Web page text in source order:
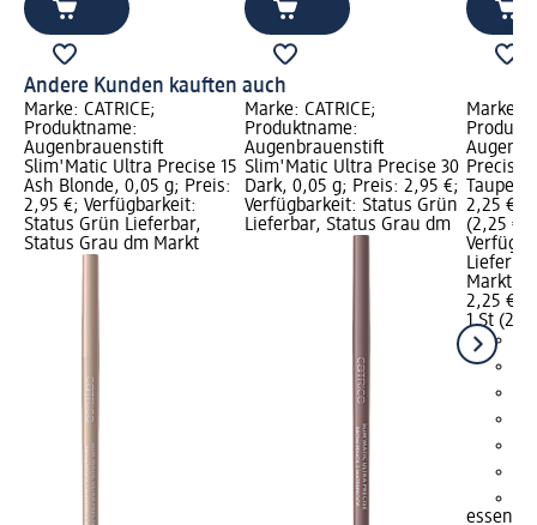
Andere Kunden kauften auch
Marke: CATRICE;
Produktname:
Augenbrauenstift
Slim'Matic Ultra Precise 15
Ash Blonde, 0,05 g; Preis:
2,95 €; Verfügbarkeit:
Status Grün Lieferbar,
Status Grau dm Markt
Marke: CATRICE;
Produktname:
Augenbrauenstift
Slim'Matic Ultra Precise 30
Dark, 0,05 g; Preis: 2,95 €;
Verfügbarkeit: Status Grün
Lieferbar, Status Grau dm
Marke:
Precise
Taupe,
2,25 €;
(2,25 €
Markt
2,25 €
1 St
essence